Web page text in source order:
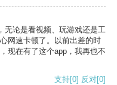
无论是看视频、玩游戏还是工
网速卡顿了。以前出差的时
现在有了这个app，我再也不
支持[0] 反对[0]